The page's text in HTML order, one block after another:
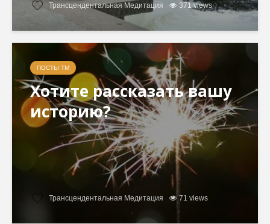
Трансцендентальная Медитация 371 views
ПОСТЫ ТМ
Хотите рассказать вашу
историю?
Трансцендентальная Медитация 71 views